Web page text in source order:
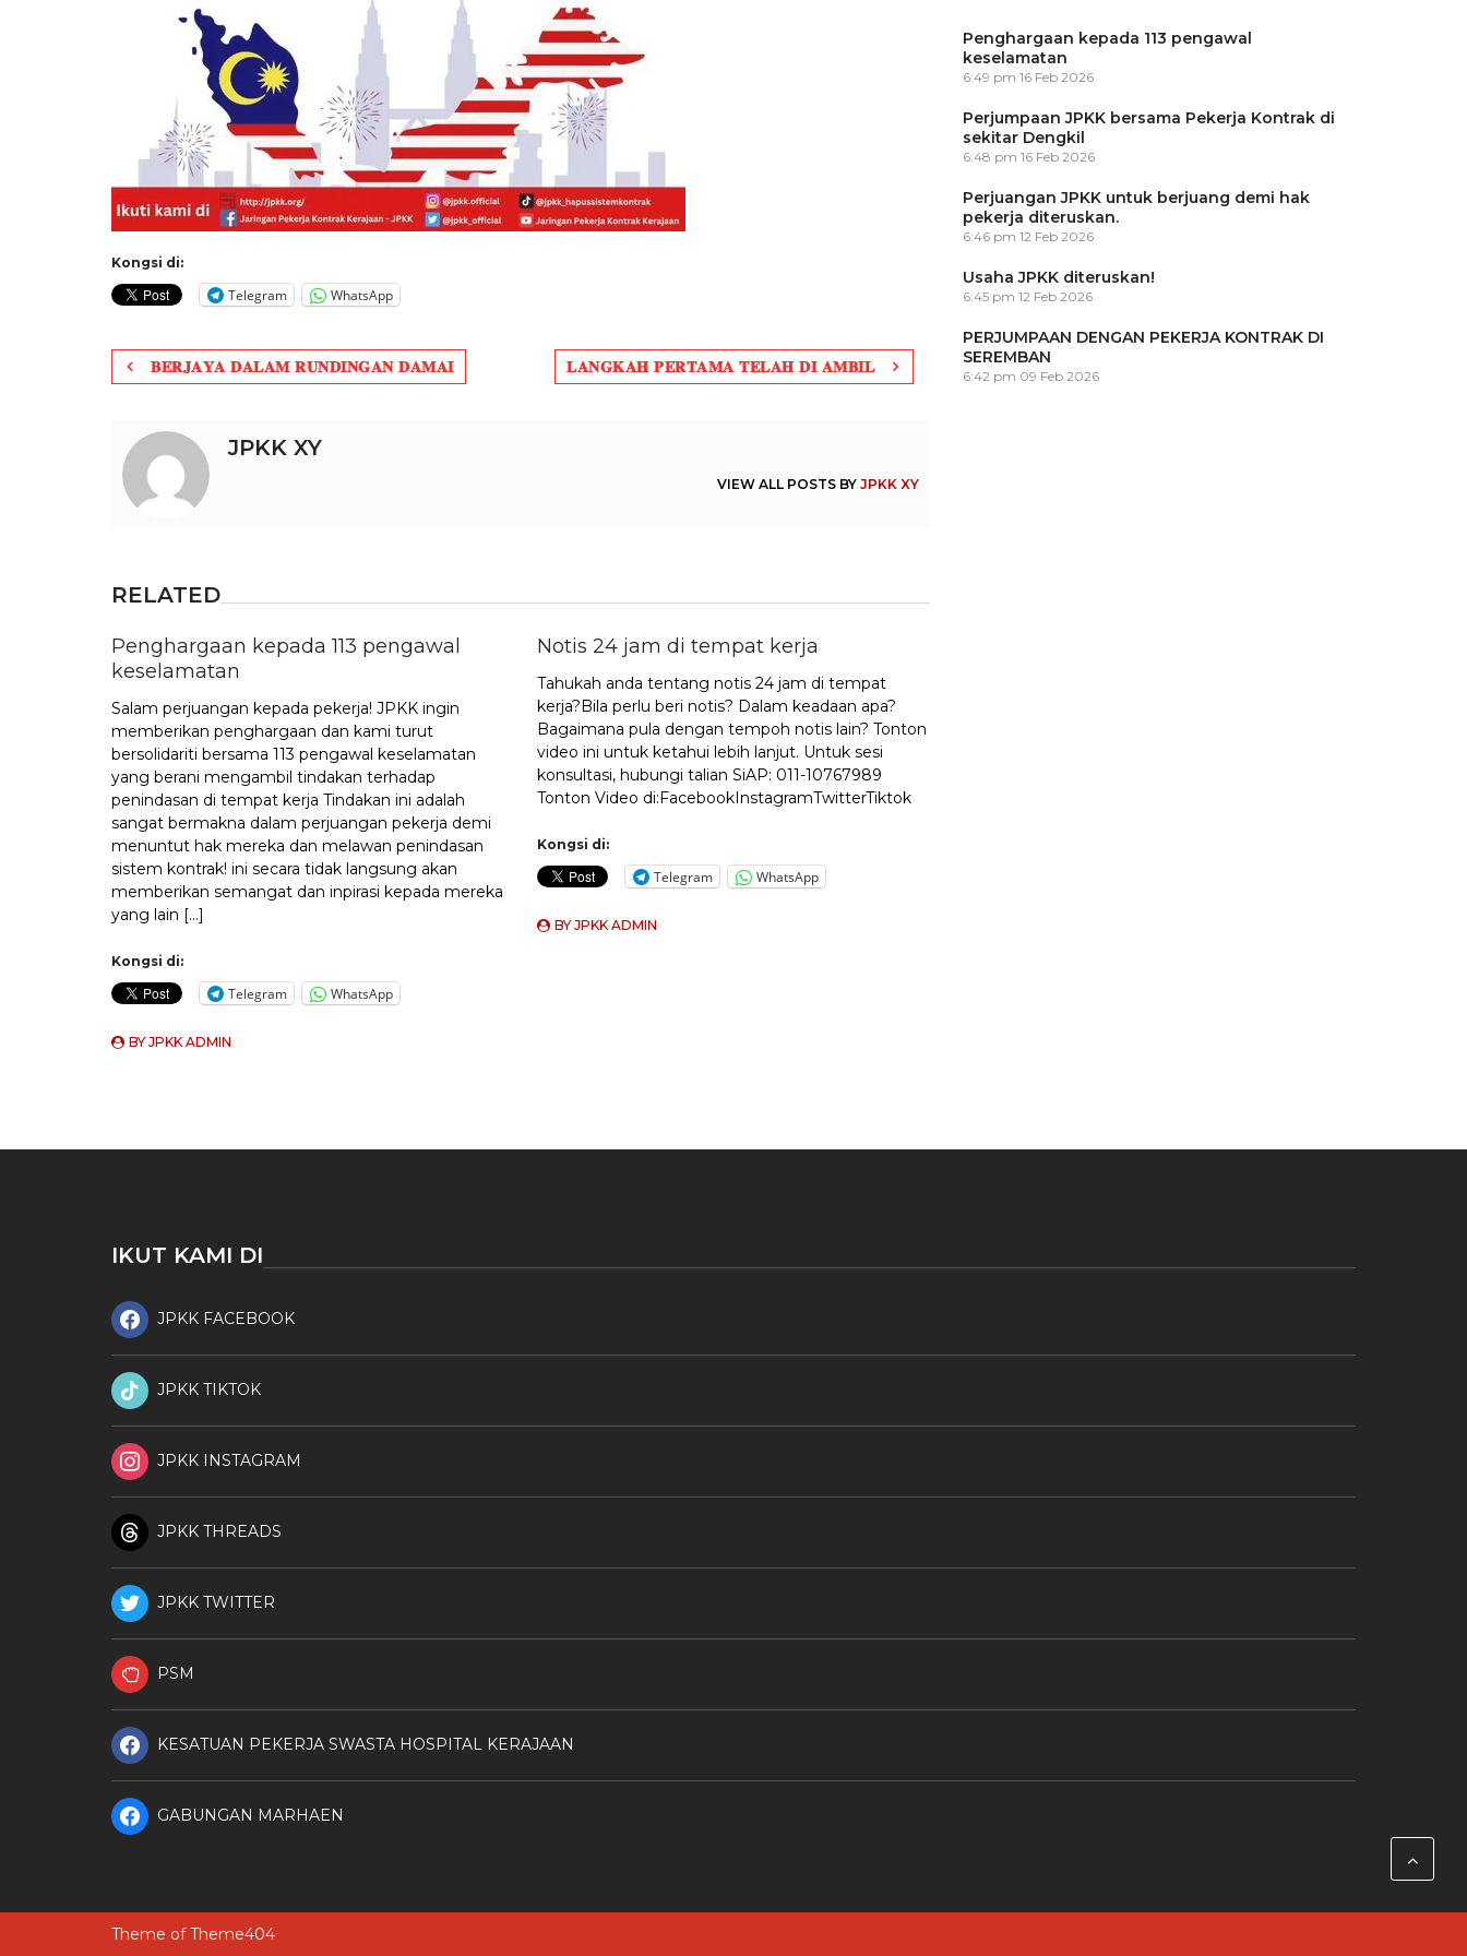
Kongsi di:
Telegram WhatsApp
Post𝐁𝐄𝐑𝐉𝐀𝐘𝐀 𝐃𝐀𝐋𝐀𝐌 𝐑𝐔𝐍𝐃𝐈𝐍𝐆𝐀𝐍 𝐃𝐀𝐌𝐀𝐈 𝐋𝐀𝐍𝐆𝐊𝐀𝐇 𝐏𝐄𝐑𝐓𝐀𝐌𝐀 𝐓𝐄𝐋𝐀𝐇 𝐃𝐈 𝐀𝐌𝐁𝐈𝐋
JPKK XY
VIEW ALL POSTS BYJPKK XY
RELATED
Penghargaan kepada 113 pengawal
keselamatan
Salam perjuangan kepada pekerja! JPKK ingin
memberikan penghargaan dan kami turut
bersolidariti bersama 113 pengawal keselamatan
yang berani mengambil tindakan terhadap
penindasan di tempat kerja Tindakan ini adalah
sangat bermakna dalam perjuangan pekerja demi
menuntut hak mereka dan melawan penindasan
sistem kontrak! ini secara tidak langsung akan
memberikan semangat dan inpirasi kepada mereka
yang lain […]
Kongsi di:
Telegram WhatsApp
BYJPKK ADMIN
Notis 24 jam di tempat kerja
Tahukah anda tentang notis 24 jam di tempat
kerja?Bila perlu beri notis? Dalam keadaan apa?
Bagaimana pula dengan tempoh notis lain? Tonton
video ini untuk ketahui lebih lanjut. Untuk sesi
konsultasi, hubungi talian SiAP: 011-10767989
Tonton Video di:FacebookInstagramTwitterTiktok
Kongsi di:
Telegram WhatsApp
BYJPKK ADMIN
Penghargaan kepada 113 pengawal
keselamatan
6:49 pm 16 Feb 2026
Perjumpaan JPKK bersama Pekerja Kontrak di
sekitar Dengkil
6:48 pm 16 Feb 2026
Perjuangan JPKK untuk berjuang demi hak
pekerja diteruskan.
6:46 pm 12 Feb 2026
Usaha JPKK diteruskan!
6:45 pm 12 Feb 2026
PERJUMPAAN DENGAN PEKERJA KONTRAK DI
SEREMBAN
6:42 pm 09 Feb 2026
IKUT KAMI DI
JPKK FACEBOOK
JPKK TIKTOK
JPKK INSTAGRAM
JPKK THREADS
JPKK TWITTER
PSM
KESATUAN PEKERJA SWASTA HOSPITAL KERAJAAN
GABUNGAN MARHAEN
Theme ofTheme404